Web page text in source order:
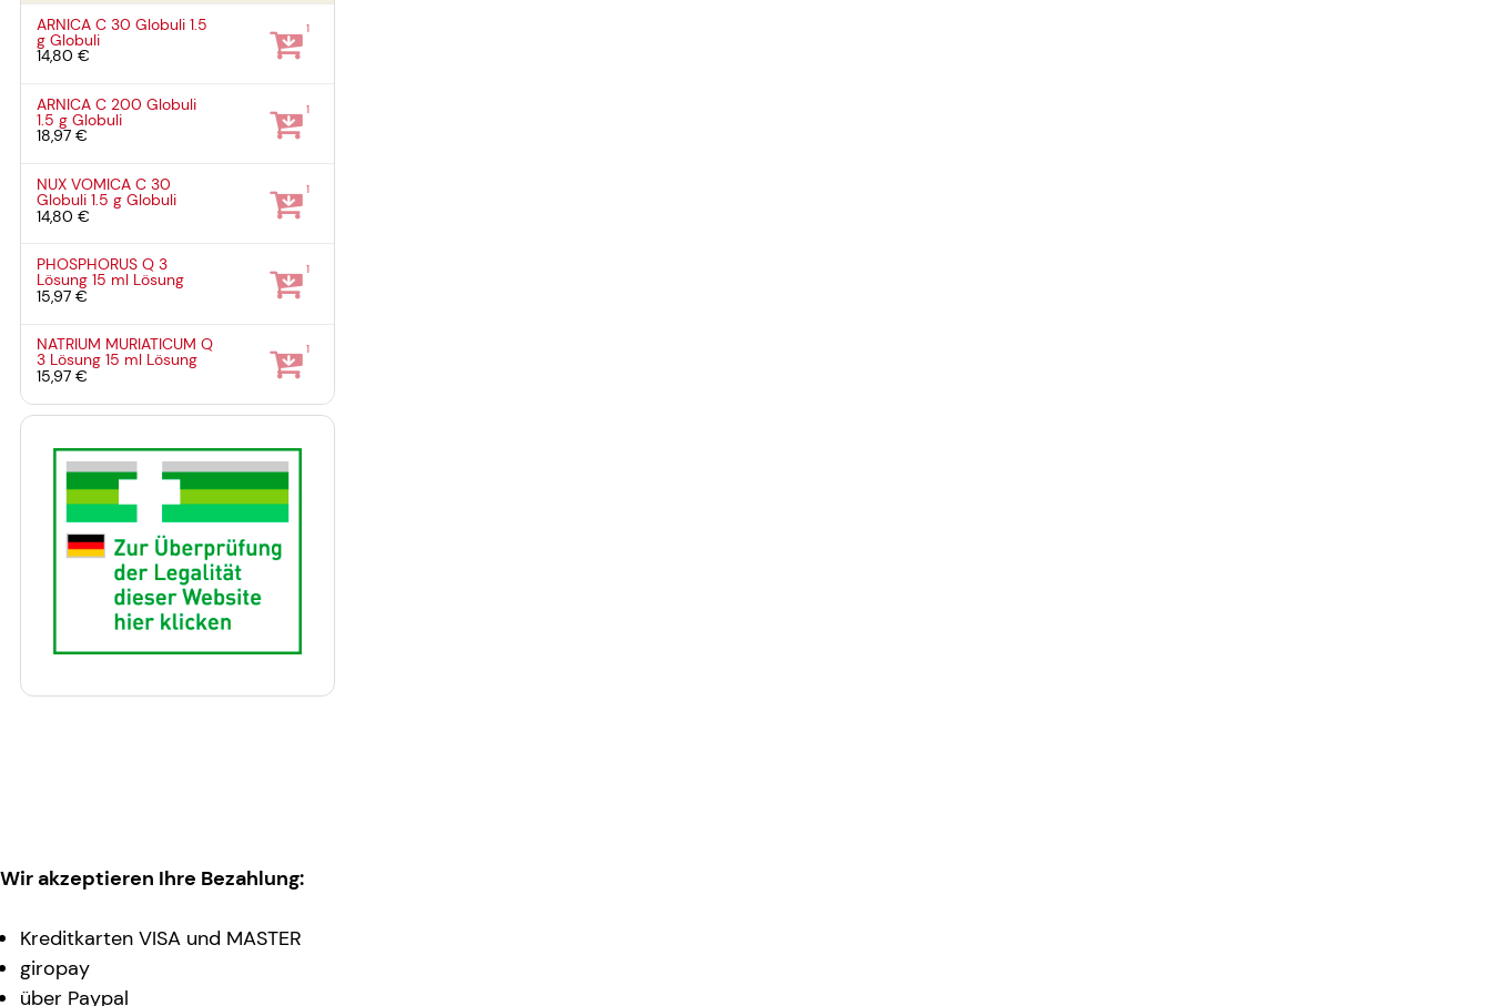
ARNICA C 30 Globuli1.5
gGlobuli
14,80 €
1
ARNICA C 200 Globuli
1.5 gGlobuli
18,97 €
1
NUX VOMICA C 30
Globuli1.5 gGlobuli
14,80 €
1
PHOSPHORUS Q 3
Lösung15 ml Lösung
15,97 €
1
NATRIUM MURIATICUM Q
3 Lösung15 ml Lösung
15,97 €
1
Wir akzeptieren Ihre Bezahlung:
Kreditkarten VISA und MASTER
giropay
über Paypal